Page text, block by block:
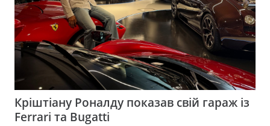
Кріштіану Роналду показав свій гараж із
Ferrari та Bugatti